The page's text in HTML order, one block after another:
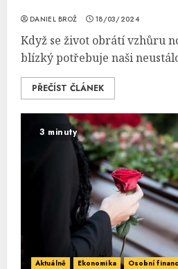
DANIEL BROŽ 18/03/2024
Když se život obrátí vzhůru
blízký potřebuje naši
PŘEČÍST ČLÁNEK
3 minuty
Aktuálně Ekonomika Osobní